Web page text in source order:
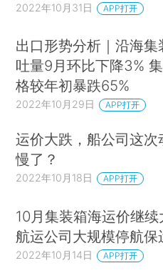
2022年10月31日 APP打开
出口形势分析｜沿海集
吐量9月环比下降3%
格较年初暴跌65%
2022年10月29日 APP打开
运价大跌，船公司这次
慢了？
2022年10月18日 APP打开
10月集装箱海运价继续
航运公司大规模停航保
2022年10月14日 APP打开